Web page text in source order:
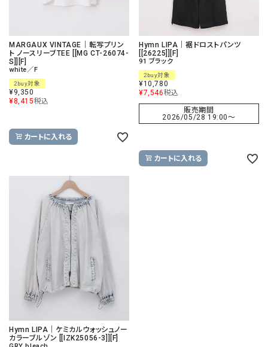
MARGAUX VINTAGE｜転写プリン
ト ノースリーブTEE [[MG CT-26074-
S]][F]
white／F
2buy対象
¥9,350
¥8,415税込
カートに入れる
Hymn LIPA｜裾ドロストパンツ
[[26225]][F]
91 ブラック
2buy対象
¥10,780
¥7,546税込
販売期間
2026/05/28 19:00〜
カートに入れる
Hymn LIPA｜ケミカルウォッシュノー
カラーブルゾン [[IZK25056-3]][F]